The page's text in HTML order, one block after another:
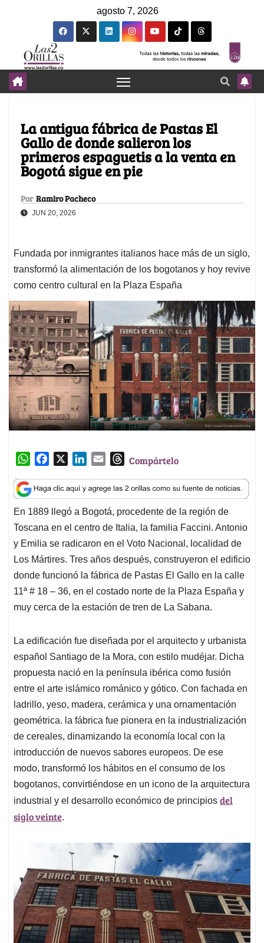
agosto 7, 2026
La antigua fábrica de Pastas El
Gallo de donde salieron los
primeros espaguetis a la venta en
Bogotá sigue en pie
Por Ramiro Pacheco
JUN 20, 2026
Fundada por inmigrantes italianos hace más de un siglo,
transformó la alimentación de los bogotanos y hoy revive
como centro cultural en la Plaza España
W
a
t
s
A
p
p
c
e
b
o
o
k
n
k
e
d
I
n
a
i
l
T
r
e
a
d
s
Compártelo
En 1889 llegó a Bogotá, procedente de la región de
Toscana en el centro de Italia, la familia Faccini. Antonio
y Emilia se radicaron en el Voto Nacional, localidad de
Los Mártires. Tres años después, construyeron el edificio
donde funcionó la fábrica de Pastas El Gallo en la calle
11ª # 18 – 36, en el costado norte de la Plaza España y
muy cerca de la estación de tren de La Sabana.
La edificación fue diseñada por el arquitecto y urbanista
español Santiago de la Mora, con estilo mudéjar. Dicha
propuesta nació en la península ibérica como fusión
entre el arte islámico románico y gótico. Con fachada en
ladrillo, yeso, madera, cerámica y una ornamentación
geométrica. la fábrica fue pionera en la industrialización
de cereales, dinamizando la economía local con la
introducción de nuevos sabores europeos. De ese
modo, transformó los hábitos en el consumo de los
bogotanos, convirtiéndose en un icono de la arquitectura
industrial y el desarrollo económico de principios del
siglo veinte.